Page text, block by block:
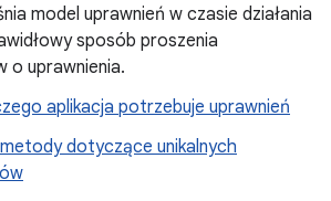
model uprawnień w czasie działania
sposób proszenia
o uprawnienia.
aplikacja potrzebuje uprawnień
dotyczące unikalnych